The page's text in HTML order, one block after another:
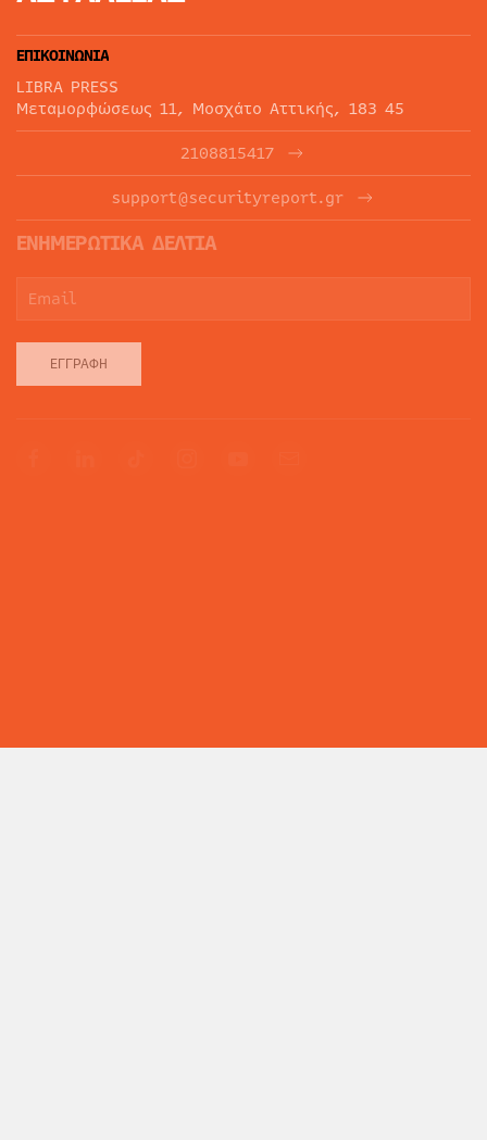
ΕΠΙΚΟΙΝΩΝΙΑ
LIBRA PRESS
Μεταμορφώσεως 11, Μοσχάτο Αττικής, 183 45
2108815417
support@securityreport.gr
ΕΝΗΜΕΡΩΤΙΚΑ ΔΕΛΤΙΑ
ΕΓΓΡΑΦΉ